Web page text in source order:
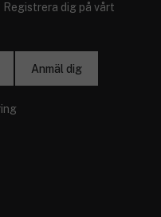
dig på vårt
Anmäl dig